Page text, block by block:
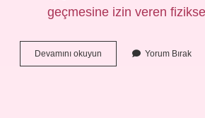
geçmesine izin veren
Devamını okuyun Saydam
Davranmak
Yorum Bırak